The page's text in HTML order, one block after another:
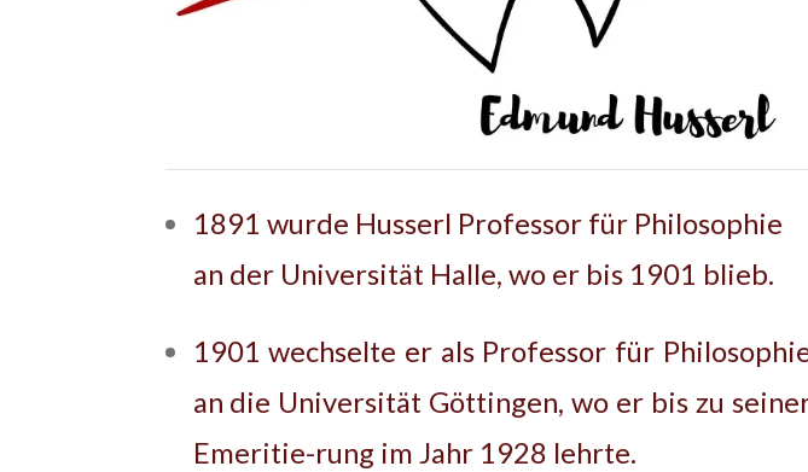
1891 wurde Husserl Professor für Philosophie
an der Universität Halle, wo er bis 1901 blieb.
1901 wechselte er als Professor für
an die Universität Göttingen, wo er bis zu
Emeritie-rung im Jahr 1928 lehrte.